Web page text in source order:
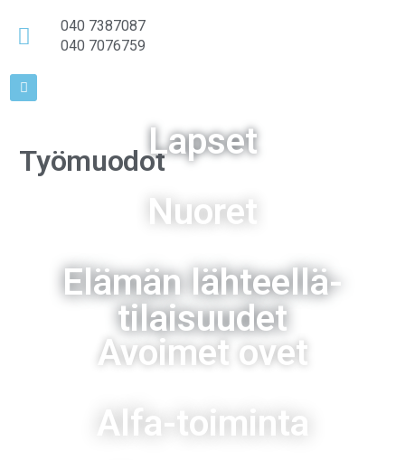
040 7387087
040 7076759
TyömuodotLapset
Nuoret
Elämän lähteellä-
tilaisuudet
Avoimet ovet
Alfa-toiminta